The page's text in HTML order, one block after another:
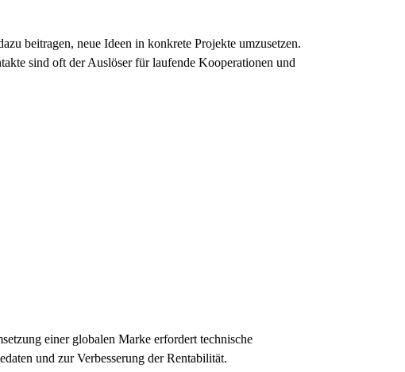
beitragen, neue Ideen in konkrete Projekte umzusetzen.
sind oft der Auslöser für laufende Kooperationen und
einer globalen Marke erfordert technische
und zur Verbesserung der Rentabilität.